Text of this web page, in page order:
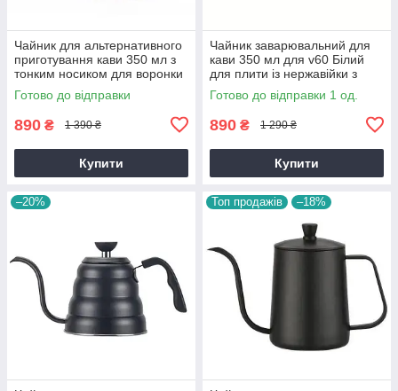
Чайник для альтернативного
приготування кави 350 мл з
тонким носиком для воронки
Сріблястий для v60
Готово до відправки
890 ₴ 1 390 ₴
Купити
Чайник заварювальний для
кави 350 мл для v60 Білий
для плити із нержавійки з
тонким носиком
Готово до відправки 1 од.
890 ₴ 1 290 ₴
Купити
–20% Топ продажів –18%